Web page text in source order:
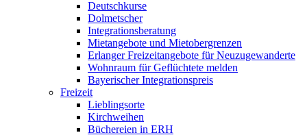
Deutschkurse
Dolmetscher
Integrationsberatung
Mietangebote und Mietobergrenzen
Erlanger Freizeitangebote für Neuzugewanderte
Wohnraum für Geflüchtete melden
Bayerischer Integrationspreis
Freizeit
Lieblingsorte
Kirchweihen
Büchereien in ERH